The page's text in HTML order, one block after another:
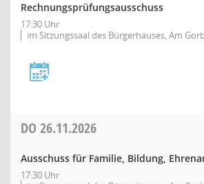
Rechnungsprüfungsausschuss
17:30 Uhr
im Sitzungssaal des Bürgerhauses, Am
DO 26.11.2026
Ausschuss für Familie, Bildung,
17:30 Uhr